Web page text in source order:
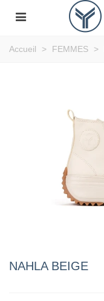
Accueil > FEMMES >
NAHLA BEIGE